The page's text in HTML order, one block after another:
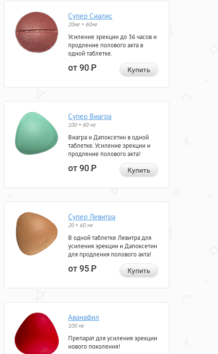
Супер Сиалис
20мг + 60мг
Усиление эрекции до 36 часов и
продление полового акта в
одной таблетке.
от 90Р Купить
Супер Виагра
100 + 60 мг
Виагра и Дапоксетин в одной
таблетке. Усиление эрекции и
продление полового акта!
от 90Р Купить
Супер Левитра
20 + 60 мг
В одной таблетке Левитра для
усиления эрекции и Дапоксетин
для продления полового акта!
от 95Р Купить
Аванафил
100 мг
Препарат для усиления эрекции
нового поколения!